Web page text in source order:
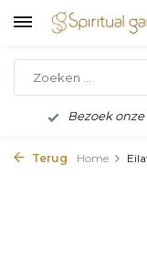
Bezoek
Terug Home